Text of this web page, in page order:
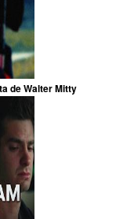
de Walter Mitty